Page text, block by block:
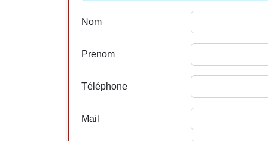
Nom
Prenom
Téléphone
Mail